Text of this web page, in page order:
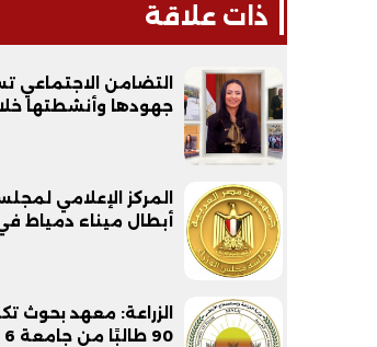
ذات علاقة
التضامن
جهودها وأنشطتها
المركز الإعلامي
أبطال ميناء دمياط
الزراعة: معهد بحوث
الوداع الأخير.. دفن جثامين الضحايا
الأربعة بقرية السعدية في الفيوم